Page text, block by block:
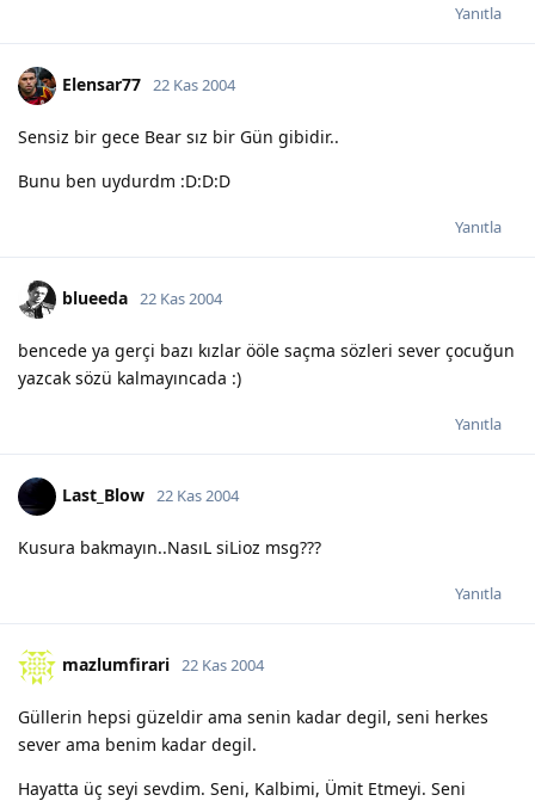
Yanıtla
Elensar77 22 Kas 2004
Sensiz bir gece Bear sız bir Gün gibidir..
Bunu ben uydurdm :D:D:D
Yanıtla
blueeda 22 Kas 2004
bencede ya gerçi bazı kızlar ööle saçma sözleri sever çocuğun
yazcak sözü kalmayıncada :)
Yanıtla
Last_Blow 22 Kas 2004
Kusura bakmayın..NasıL siLioz msg???
Yanıtla
mazlumfirari 22 Kas 2004
Güllerin hepsi güzeldir ama senin kadar degil, seni herkes
sever ama benim kadar degil.
Hayatta üç seyi sevdim. Seni, Kalbimi, Ümit Etmeyi. Seni